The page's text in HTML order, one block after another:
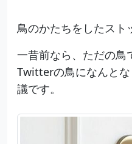
鳥のかたちをしたスト
一昔前なら、ただの鳥
Twitterの鳥になんと
議です。